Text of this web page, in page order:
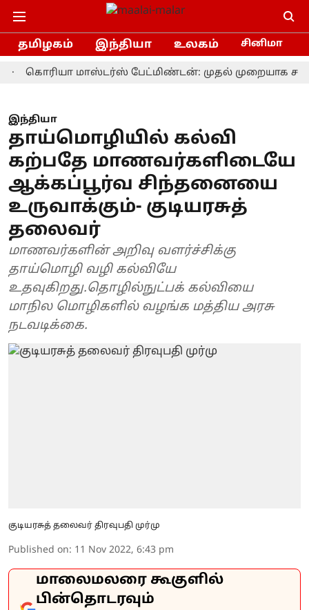
தமிழகம் இந்தியா உலகம் சினிமா
மாஸ்டர்ஸ் பேட்மிண்டன்: முதல் முறையாக
இந்தியா
தாய்மொழியில் கல்வி
கற்பதே மாணவர்களிடையே
ஆக்கப்பூர்வ சிந்தனையை
உருவாக்கும்- குடியரசுத்
தலைவர்
மாணவர்களின் அறிவு வளர்ச்சிக்கு
தாய்மொழி வழி கல்வியே
உதவுகிறது.தொழில்நுட்பக் கல்வியை
மாநில மொழிகளில் வழங்க மத்திய அரசு
நடவடிக்கை.
குடியரசுத் தலைவர் திரவுபதி முர்மு
Published on: 11 Nov 2022, 6:43 pm
மாலைமலரை கூகுளில்
பின்தொடரவும்